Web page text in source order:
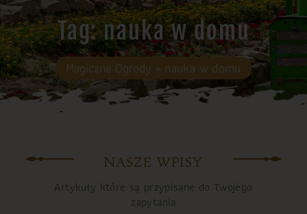
Tag: nauka w domu
Magiczne Ogrody » nauka w domu
NASZE WPISY
Artykuły które są przypisane do Twojego
zapytania